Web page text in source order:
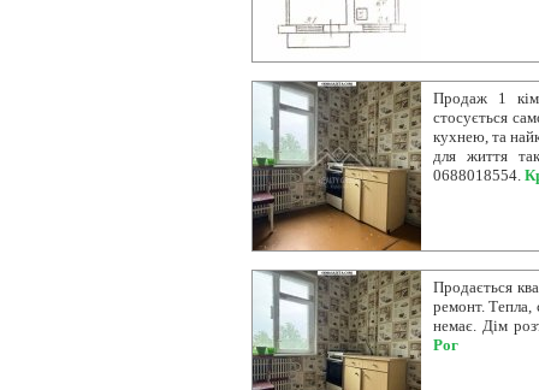
Продаж 1
стосується
кухнею, та
для життя
0688018554.
Продається
ремонт. Тепла,
немає. Дім
Рог